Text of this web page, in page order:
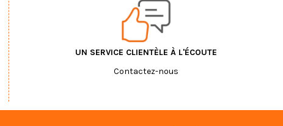
UN SERVICE CLIENTÈLE À L'ÉCOUTE
Contactez-nous